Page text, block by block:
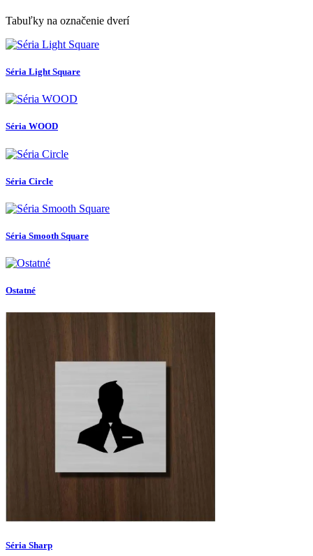
Tabuľky na označenie dverí
Séria Light Square
Séria WOOD
Séria Circle
Séria Smooth Square
Ostatné
Séria Sharp